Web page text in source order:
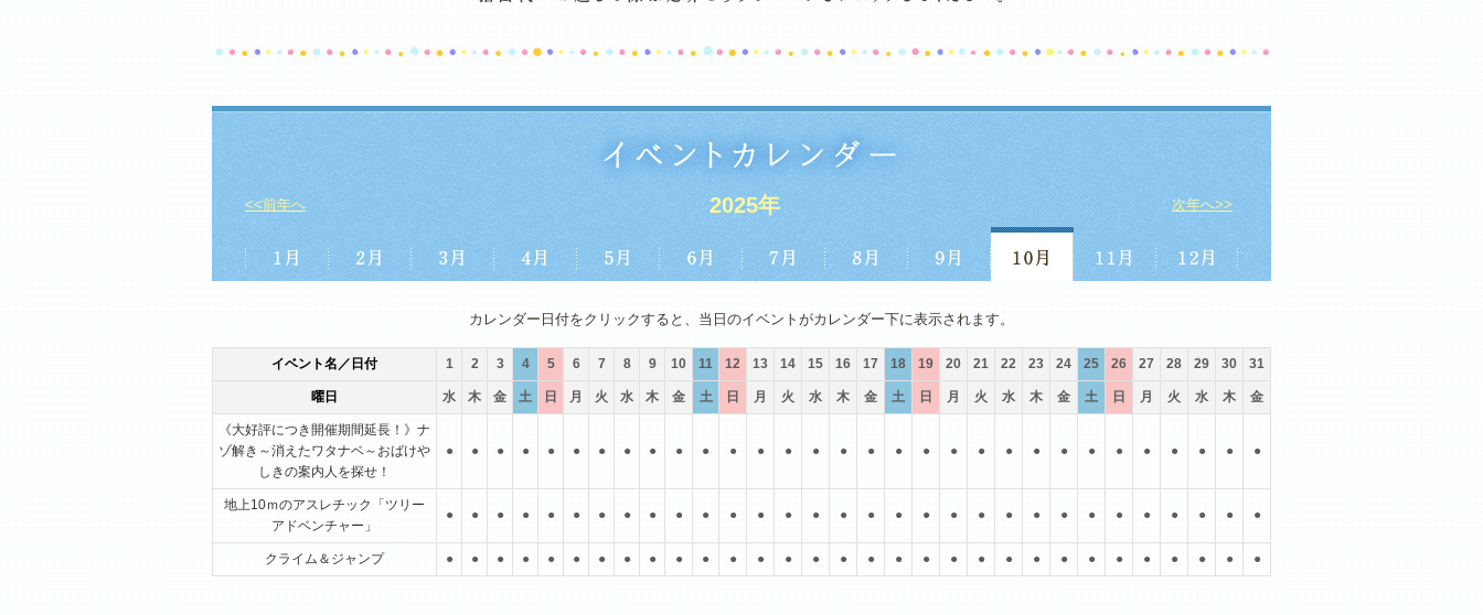
<<前年へ 2025年 次年へ>>
カレンダー日付をクリックすると、当日のイベントがカレンダー下に表示されます。
イベント名／日付 1 2 3 4 5 6 7 8 9 10 11 12 13 14 15 16 17 18 19 20 21 22 23 24 25 26 27 28 29 30 31
曜日 水 木 金 土 日 月 火 水 木 金 土 日 月 火 水 木 金 土 日 月 火 水 木 金 土 日 月 火 水 木 金
《大好評につき開催期間延長！》ナ
ゾ解き～消えたワタナベ～おばけや
しきの案内人を探せ！
● ● ● ● ● ● ● ● ● ● ● ● ● ● ● ● ● ● ● ● ● ● ● ● ● ● ● ● ● ● ●
地上10ｍのアスレチック「ツリー
アドベンチャー」
● ● ● ● ● ● ● ● ● ● ● ● ● ● ● ● ● ● ● ● ● ● ● ● ● ● ● ● ● ● ●
クライム＆ジャンプ ● ● ● ● ● ● ● ● ● ● ● ● ● ● ● ● ● ● ● ● ● ● ● ● ● ● ● ● ● ● ●